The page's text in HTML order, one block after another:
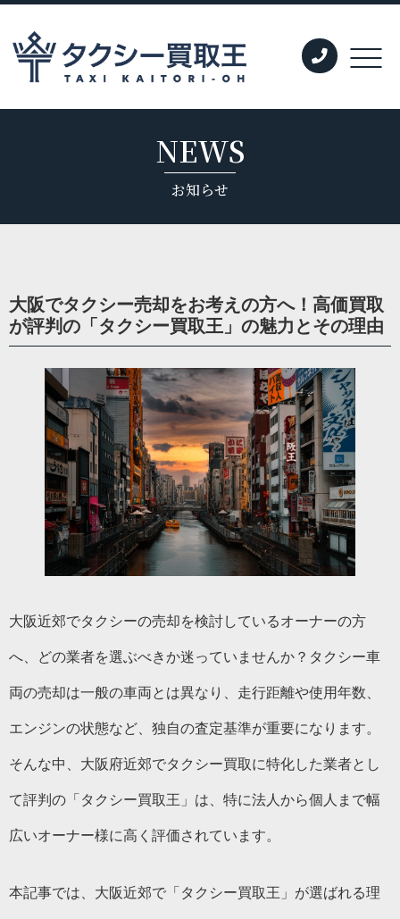
NEWS
お知らせ
大阪でタクシー売却をお考えの方へ！高価買取
が評判の「タクシー買取王」の魅力とその理由
大阪近郊でタクシーの売却を検討しているオーナーの方
へ、どの業者を選ぶべきか迷っていませんか？タクシー車
両の売却は一般の車両とは異なり、走行距離や使用年数、
エンジンの状態など、独自の査定基準が重要になります。
そんな中、大阪府近郊でタクシー買取に特化した業者とし
て評判の「タクシー買取王」は、特に法人から個人まで幅
広いオーナー様に高く評価されています。
本記事では、大阪近郊で「タクシー買取王」が選ばれる理